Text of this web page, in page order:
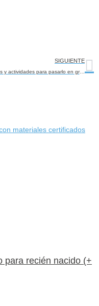
SIGUIENTE
Juegos y actividades para pasarlo en grande durante la cuarentena
para recién nacido (+